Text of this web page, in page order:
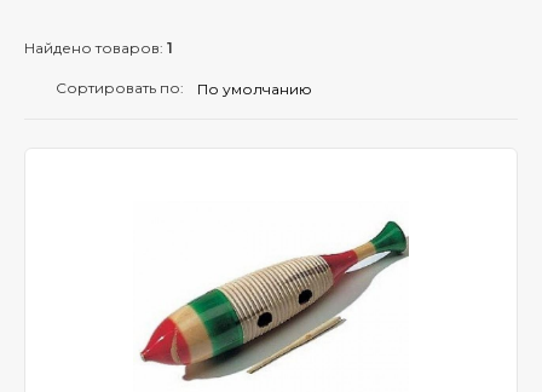
Найдено товаров: 1
Сортировать по: